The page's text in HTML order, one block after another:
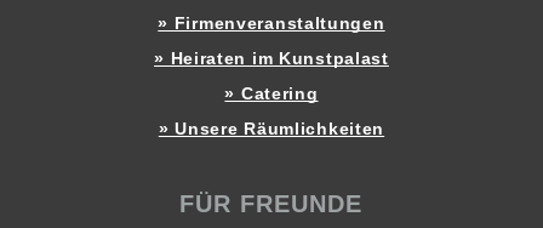
» Firmenveranstaltungen
» Heiraten im Kunstpalast
» Catering
» Unsere Räumlichkeiten
FÜR FREUNDE